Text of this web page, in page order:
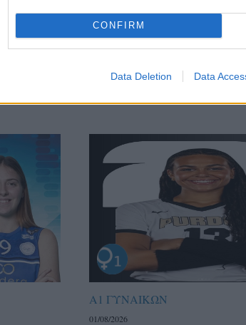
CONFIRM
Data Deletion Data
παντού…
Α1 ΓΥΝΑΙΚΩΝ
01/08/2026